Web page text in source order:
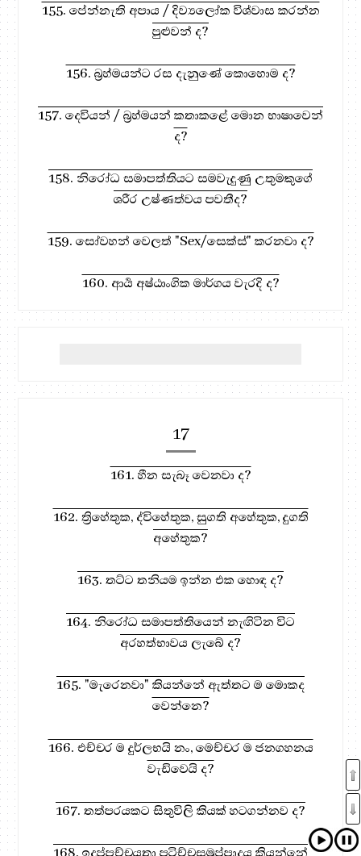
155. පේන්නැති අපාය / දිව්‍යලෝක විශ්වාස කරන්න
පුළුවන් ද?
156. බ්‍රහ්මයන්ට රස දැනුණේ කොහොම ද?
157. දෙවියන් / බ්‍රහ්මයන් කතාකළේ මොන භාෂාවෙන්
ද?
158. නිරෝධ සමාපත්තියට සමවැදුණු උතුමකුගේ
ශරීර උෂ්ණත්වය පවතීද?
159. සෝවහන් වෙලත් "Sex/සෙක්ස්" කරනවා ද?
160. ආර්‍ය අෂ්ඨාංගික මාර්ගය වැරදි ද?
17
161. හීන සැබෑ වෙනවා ද?
162. ත්‍රිහේතුක, ද්විහේතුක, සුගති අහේතුක, දුගති
අහේතුක?
163. තට්ට තනියම ඉන්න එක හොඳ ද?
164. නිරෝධ සමාපත්තියෙන් නැඟිටින විට
අරහත්භාවය ලැබේ ද?
165. "මැරෙනවා" කියන්නේ ඇත්තට ම මොකද
වෙන්නෙ?
166. එච්චර ම දුර්ලභයි නං, මෙච්චර ම ජනගහනය
වැඩිවෙයි ද?
167. තත්පරයකට සිතුවිලි කියක් හටගන්නව ද?